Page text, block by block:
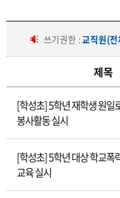
쓰기권한 :교직원(
교
제목
[학성초] 5학년 재학생 원일
봉사활동 실시
[학성초] 5학년 대상 학교폭
교육 실시